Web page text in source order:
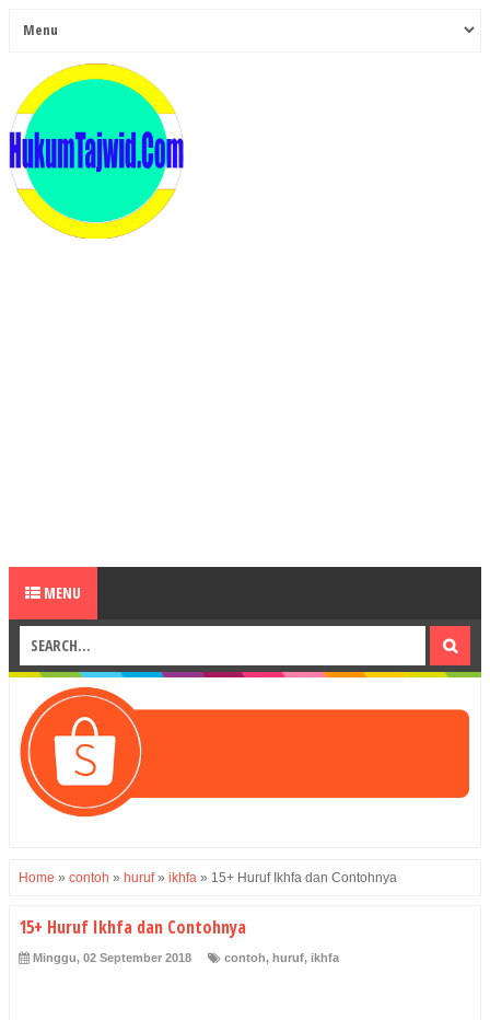
MENU
Home » contoh » huruf» ikhfa » 15+ Huruf Ikhfa dan Contohnya
15+ Huruf Ikhfa dan Contohnya
Minggu, 02 September 2018 contoh, huruf, ikhfa